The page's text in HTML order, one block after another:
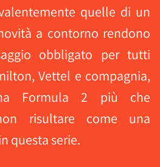
quelle di un
a contorno rendono
obbligato per tutti
Vettel e compagnia,
Formula 2 più che
risultare come una
questa serie.